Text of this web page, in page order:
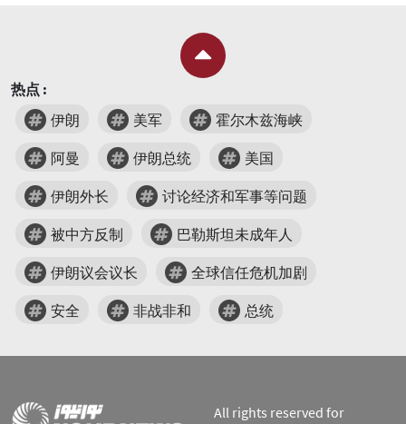
热点 :
伊朗
美军 霍尔木兹海峡
阿曼 伊朗总统 美国
伊朗外长 讨论经济和军事等问题
被中方反制 巴勒斯坦未成年人
伊朗议会议长 全球信任危机加剧
安全 非战非和 总统
All rights reserved for